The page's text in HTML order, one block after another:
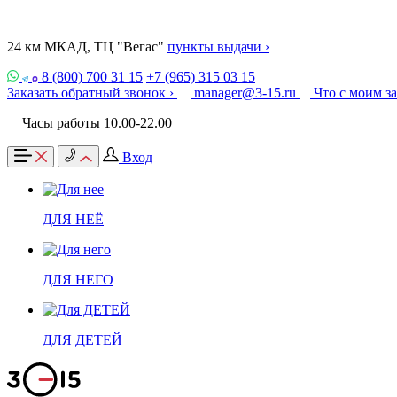
24 км МКАД, ТЦ "Вегас" пункты выдачи ›
8 (800) 700 31 15 +7 (965) 315 03 15
Заказать обратный звонок ›
manager@3-15.ru
Что с моим
Часы работы 10.00-22.00
Вход
ДЛЯ НЕЁ
ДЛЯ НЕГО
ДЛЯ ДЕТЕЙ